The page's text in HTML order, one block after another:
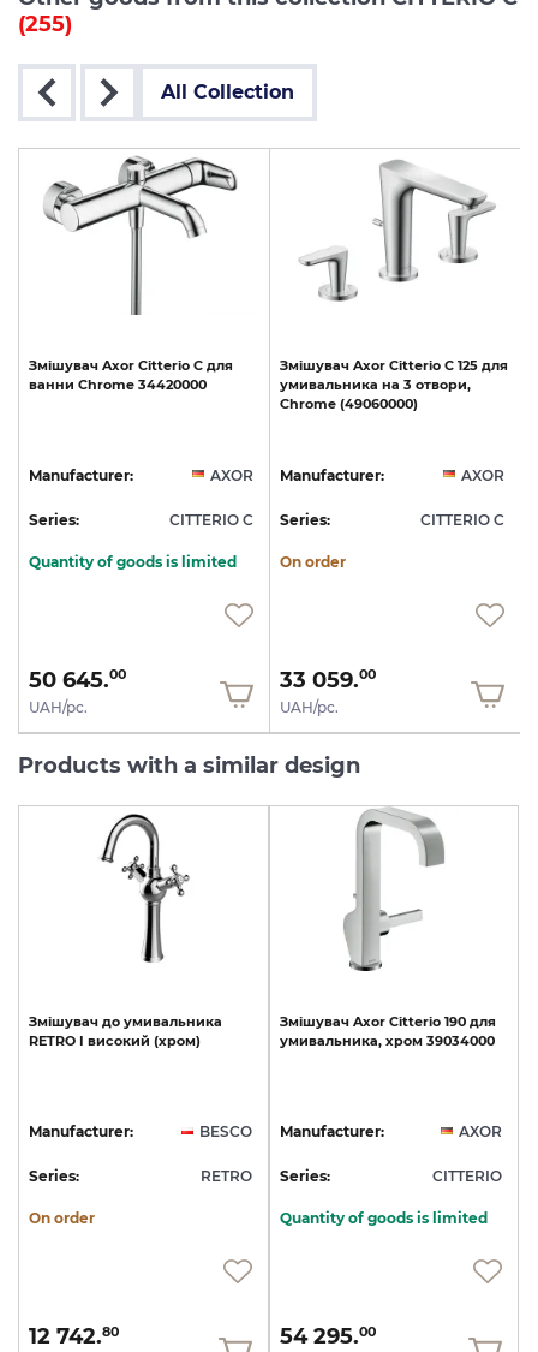
(255)
All Collection
Змішувач Axor Citterio C для
ванни Chrome 34420000
Manufacturer: AXOR
Series: CITTERIO C
Quantity of goods is limited
50 645.00
UAH/pc.
Змішувач Axor Citterio C 125 для
умивальника на 3 отвори,
Chrome (49060000)
Manufacturer: AXOR
Series: CITTERIO C
On order
33 059.00
UAH/pc.
Products with a similar design
Змішувач до умивальника
RETRO I високий (хром)
Manufacturer: BESCO
Series: RETRO
On order
12 742.80
Змішувач Axor Citterio 190 для
умивальника, хром 39034000
Manufacturer: AXOR
Series: CITTERIO
Quantity of goods is limited
54 295.00